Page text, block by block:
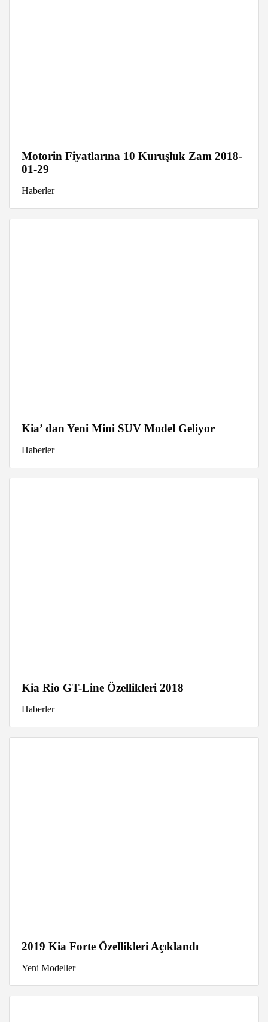
Motorin Fiyatlarına 10 Kuruşluk Zam 2018-
01-29
Haberler
Kia’ dan Yeni Mini SUV Model Geliyor
Haberler
Kia Rio GT-Line Özellikleri 2018
Haberler
2019 Kia Forte Özellikleri Açıklandı
Yeni Modeller